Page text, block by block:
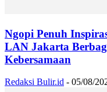
Ngopi Penuh
LAN Jakarta
Kebersamaan
Redaksi Bulir.id - 05/08/